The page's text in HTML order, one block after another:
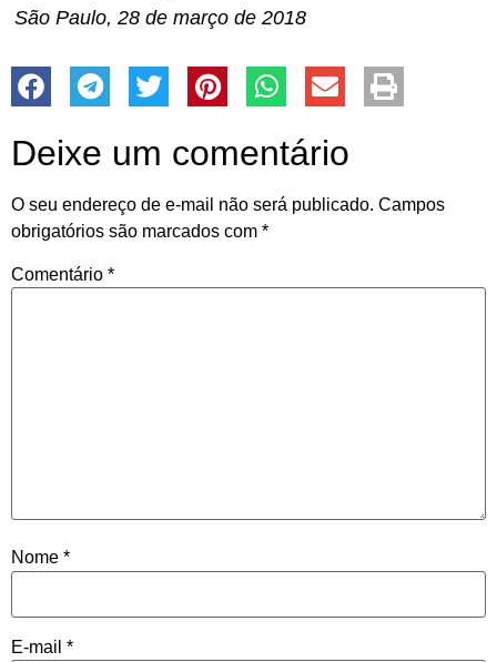
São Paulo, 28 de março de 2018
Deixe um comentário
O seu endereço de e-mail não será publicado. Campos
obrigatórios são marcados com *
Comentário *
Nome *
E-mail *